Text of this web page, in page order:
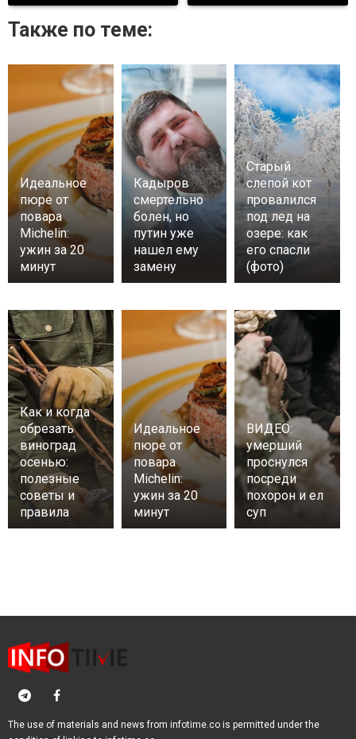
Также по теме:
Идеальное
пюре от
повара
Michelin:
ужин за 20
минут
Кадыров
смертельно
болен, но
путин уже
нашел ему
замену
Старый
слепой кот
провалился
под лед на
озере: как
его спасли
(фото)
Как и когда
обрезать
виноград
осенью:
полезные
советы и
правила
Идеальное
пюре от
повара
Michelin:
ужин за 20
минут
ВИДЕО:
умерший
проснулся
посреди
похорон и ел
суп
The use of materials and news from infotime.co is permitted under the